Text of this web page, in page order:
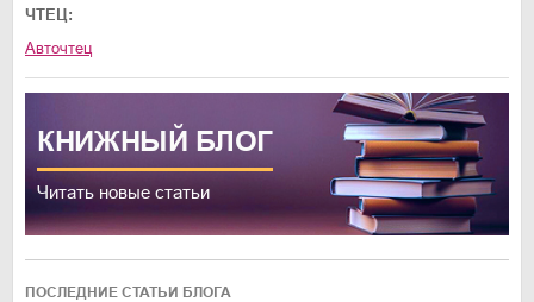
ЧТЕЦ:
Авточтец
КНИЖНЫЙ БЛОГ
Читать новые статьи
ПОСЛЕДНИЕ СТАТЬИ БЛОГА